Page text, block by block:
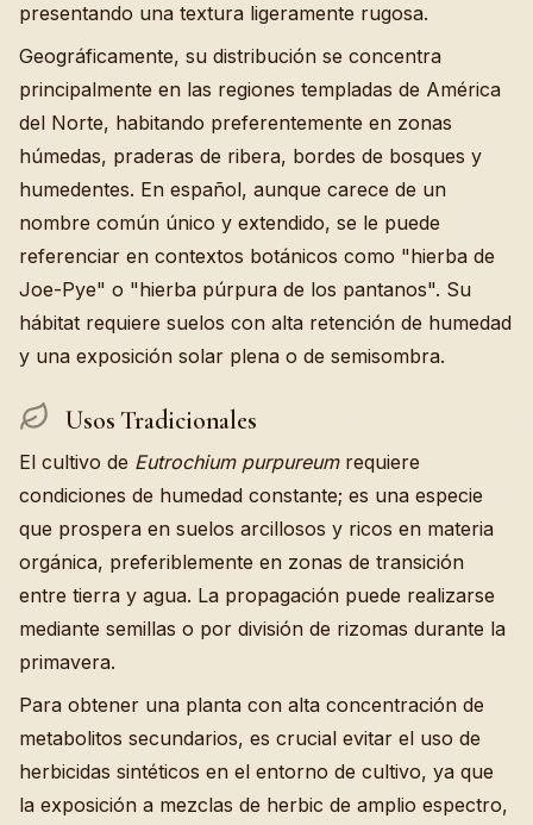
presentando una textura ligeramente rugosa.
Geográficamente, su distribución se concentra
principalmente en las regiones templadas de América
del Norte, habitando preferentemente en zonas
húmedas, praderas de ribera, bordes de bosques y
humedentes. En español, aunque carece de un
nombre común único y extendido, se le puede
referenciar en contextos botánicos como "hierba de
Joe-Pye" o "hierba púrpura de los pantanos". Su
hábitat requiere suelos con alta retención de humedad
y una exposición solar plena o de semisombra.
Usos Tradicionales
El cultivo de Eutrochium purpureumrequiere
condiciones de humedad constante; es una especie
que prospera en suelos arcillosos y ricos en materia
orgánica, preferiblemente en zonas de transición
entre tierra y agua. La propagación puede realizarse
mediante semillas o por división de rizomas durante la
primavera.
Para obtener una planta con alta concentración de
metabolitos secundarios, es crucial evitar el uso de
herbicidas sintéticos en el entorno de cultivo, ya que
la exposición a mezclas de herbic de amplio espectro,